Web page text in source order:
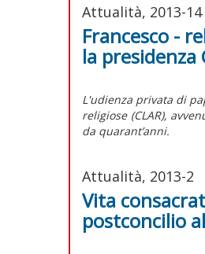
Attualità, 2013-14
Francesco -
la presidenza
L'udienza privata di
religiose (CLAR),
da quarant’anni.
Attualità, 2013-2
Vita
postconcilio